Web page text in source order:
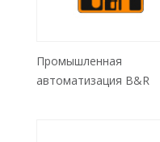
Промышленная
автоматизация B&R